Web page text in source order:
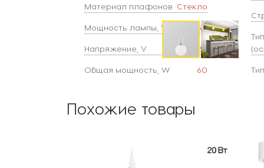
Материал плафонов Стекло
Мощность лампы, W 60
Напряжение, V 220
Общая мощность, W 60
Похожие товары